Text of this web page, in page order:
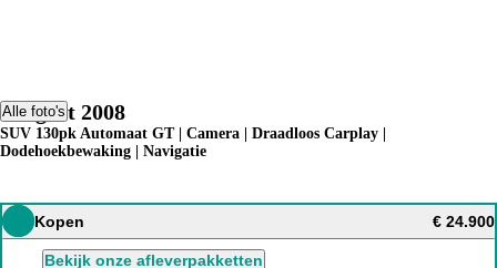
Alle foto's
Peugeot 2008
SUV 130pk Automaat GT | Camera | Draadloos Carplay |
Dodehoekbewaking | Navigatie
Kopen € 24.900
Bekijk onze afleverpakketten